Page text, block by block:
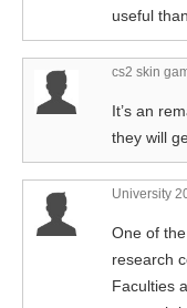
useful
cs2 skin
It’s an
they will
University
One of
research
Faculties